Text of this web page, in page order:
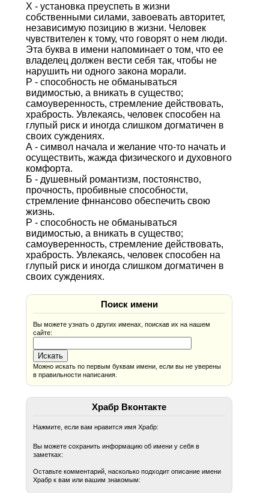
Х - установка преуспеть в жизни
собственными силами, завоевать авторитет,
независимую позицию в жизни. Человек
чувствителен к тому, что говорят о нем люди.
Эта буква в имени напоминает о том, что ее
владелец должен вести себя так, чтобы не
нарушить ни одного закона морали.
Р - способность не обманываться
видимостью, а вникать в существо;
самоуверенность, стремление действовать,
храбрость. Увлекаясь, человек способен на
глупый риск и иногда слишком догматичен в
своих суждениях.
А - символ начала и желание что-то начать и
осуществить, жажда физического и духовного
комфорта.
Б - душевный романтизм, постоянство,
прочность, пробивные способности,
стремление фннансово обеспечить свою
жизнь.
Р - способность не обманываться
видимостью, а вникать в существо;
самоуверенность, стремление действовать,
храбрость. Увлекаясь, человек способен на
глупый риск и иногда слишком догматичен в
своих суждениях.
Поиск имени
Вы можете узнать о других именах, поискав их на нашем
сайте:
Можно искать по первым буквам имени, если вы не уверены
в правильности написания.
Храбр Вконтакте
Нажмите, если вам нравится имя Храбр:
Вы можете сохранить информацию об имени у себя в
заметках:
Оставьте комментарий, насколько подходит описание имени
Храбр к вам или вашим знакомым: